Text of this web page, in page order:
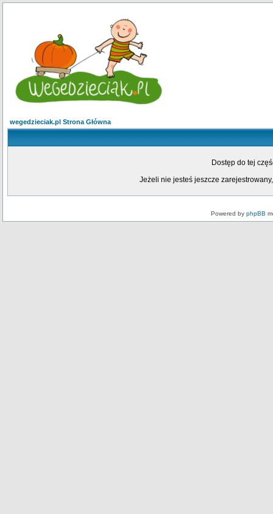
wegedzieciak.pl Strona Główna
Dostęp do tej
Jeżeli nie jesteś jeszcze
Powered by phpBB